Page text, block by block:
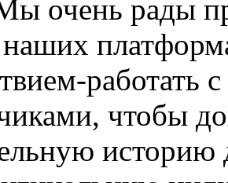
очень рады
работать
чтобы